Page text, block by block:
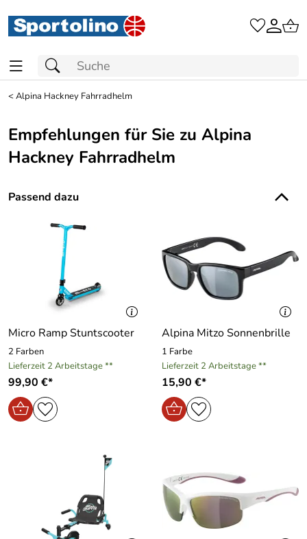
<Alpina Hackney Fahrradhelm
Empfehlungen für Sie zu Alpina
Hackney Fahrradhelm
Passend dazu
Micro Ramp Stuntscooter
2 Farben
Lieferzeit 2 Arbeitstage **
99,90 €*
Alpina Mitzo Sonnenbrille
1 Farbe
Lieferzeit 2 Arbeitstage **
15,90 €*